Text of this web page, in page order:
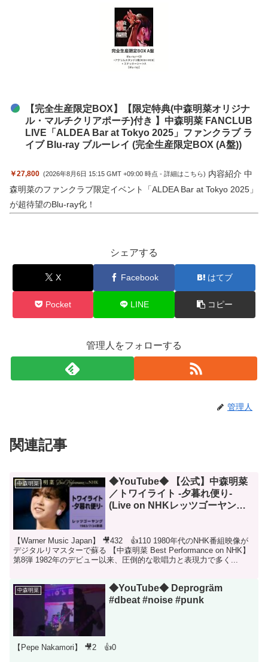
【完全生産限定BOX】【限定特典(中森明菜オリジナ
ル・マルチクリアポーチ)付き 】中森明菜 FANCLUB
LIVE「ALDEA Bar at Tokyo 2025」ファンクラブ ラ
イブ Blu-ray ブルーレイ (完全生産限定BOX (A盤))
￥27,800 (2026年8月6日 15:15 GMT +09:00 時点 -詳細はこちら) 内容紹介 中
森明菜のファンクラブ限定イベント「ALDEA Bar at Tokyo 2025」
が超待望のBlu-ray化！
シェアする
X Facebook はてブ
Pocket LINE コピー
管理人をフォローする
管理人
関連記事
中森明菜
◆YouTube◆ 【公式】中森明菜
／トワイライト -夕暮れ便り-
(Live on NHKレッツゴーヤング,
Dayori
【Warner Music Japan】 🎥432 👍110 1980年代のNHK番組映像が
デジタルリマスターで蘇る 【中森明菜 Best Performance on NHK】
第8弾 1982年のデビュー以来、圧倒的な歌唱力と表現力で多く...
中森明菜
◆YouTube◆ Deprogräm
#dbeat #noise #punk
【Pepe Nakamori】 🎥2 👍0